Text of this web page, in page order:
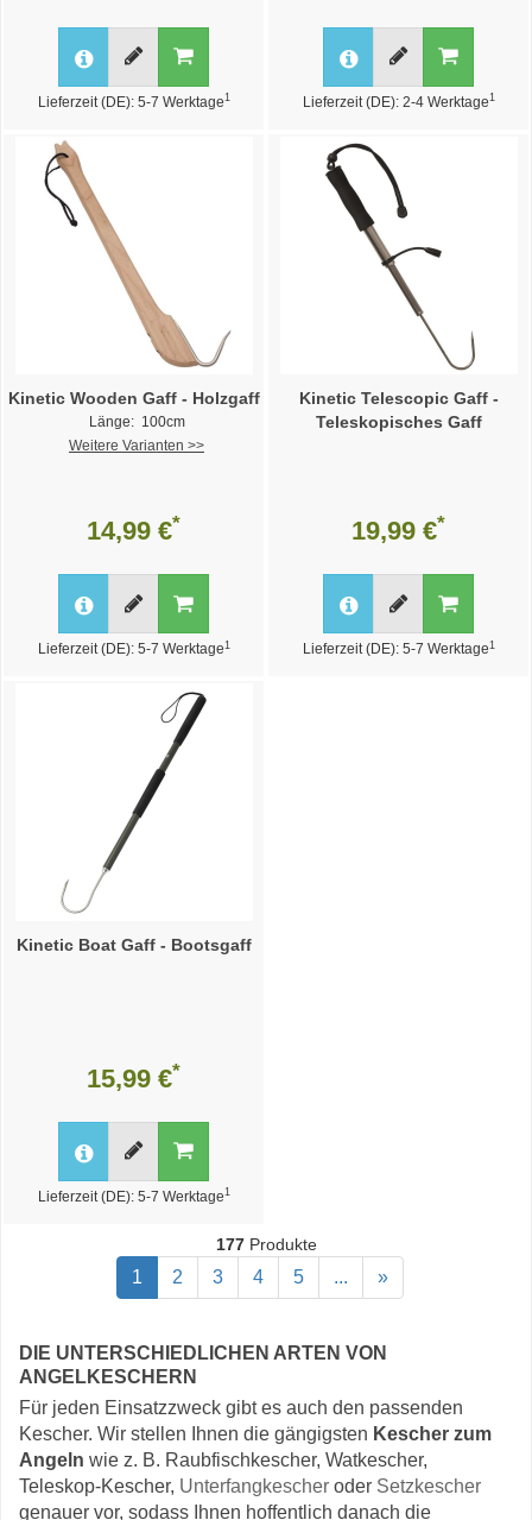
Lieferzeit (DE): 5-7 Werktage1 Lieferzeit (DE): 2-4 Werktage1
Kinetic Wooden Gaff - Holzgaff
Länge: 100cm
Weitere Varianten >>
14,99 €*
Lieferzeit (DE): 5-7 Werktage 1
Kinetic Telescopic Gaff -
Teleskopisches Gaff
19,99 €*
Lieferzeit (DE): 5-7 Werktage 1
Kinetic Boat Gaff - Bootsgaff
15,99 €*
Lieferzeit (DE): 5-7 Werktage1
177Produkte
1 2 3 4 5 ... »
DIE UNTERSCHIEDLICHEN ARTEN VON
ANGELKESCHERN
Für jeden Einsatzzweck gibt es auch den passenden
Kescher. Wir stellen Ihnen die gängigsten Kescher zum
Angeln wie z. B. Raubfischkescher, Watkescher,
Teleskop-Kescher, Unterfangkescher oder Setzkescher
genauer vor, sodass Ihnen hoffentlich danach die